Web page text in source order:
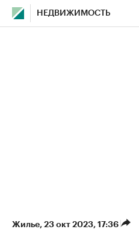
НЕДВИЖИМОСТЬ
Жилье⁠, 23 окт 2023, 17:36